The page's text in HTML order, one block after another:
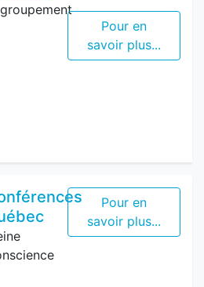
Pour en
savoir plus...
Pour en
savoir plus...